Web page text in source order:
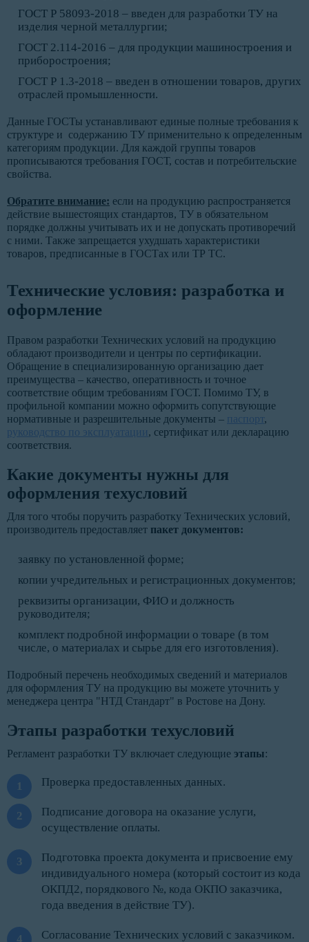
ГОСТ Р 58093-2018 – введен для разработки ТУ на
изделия черной металлургии;
ГОСТ 2.114-2016 – для продукции машиностроения и
приборостроения;
ГОСТ Р 1.3-2018 – введен в отношении товаров, других
отраслей промышленности.
Данные ГОСТы устанавливают единые полные требования к
структуре и содержанию ТУ применительно к определенным
категориям продукции. Для каждой группы товаров
прописываются требования ГОСТ, состав и потребительские
свойства.
Обратите внимание: если на продукцию распространяется
действие вышестоящих стандартов, ТУ в обязательном
порядке должны учитывать их и не допускать противоречий
с ними. Также запрещается ухудшать характеристики
товаров, предписанные в ГОСТах или ТР ТС.
Технические условия: разработка и
оформление
Правом разработки Технических условий на продукцию
обладают производители и центры по сертификации.
Обращение в специализированную организацию дает
преимущества – качество, оперативность и точное
соответствие общим требованиям ГОСТ. Помимо ТУ, в
профильной компании можно оформить сопутствующие
нормативные и разрешительные документы – паспорт,
руководство по эксплуатации, сертификат или декларацию
соответствия.
Какие документы нужны для
оформления техусловий
Для того чтобы поручить разработку Технических условий,
производитель предоставляет пакет документов:
заявку по установленной форме;
копии учредительных и регистрационных документов;
реквизиты организации, ФИО и должность
руководителя;
комплект подробной информации о товаре (в том
числе, о материалах и сырье для его изготовления).
Подробный перечень необходимых сведений и материалов
для оформления ТУ на продукцию вы можете уточнить у
менеджера центра "НТД Стандарт" в Ростове на Дону.
Этапы разработки техусловий
Регламент разработки ТУ включает следующие этапы:
Проверка предоставленных данных.
Подписание договора на оказание услуги,
осуществление оплаты.
Подготовка проекта документа и присвоение ему
индивидуального номера (который состоит из кода
ОКПД2, порядкового №, кода ОКПО заказчика,
года введения в действие ТУ).
Согласование Технических условий с заказчиком.